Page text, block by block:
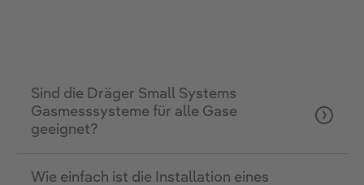
Sind die Dräger Small Systems
Gasmesssysteme für alle Gase
geeignet?
Wie einfach ist die Installation eines